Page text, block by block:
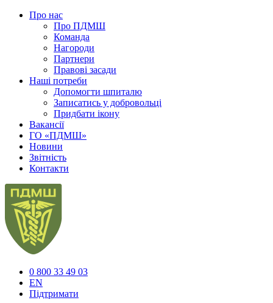
Про нас
Про ПДМШ
Команда
Нагороди
Партнери
Правові засади
Наші потреби
Допомогти шпиталю
Записатись у добровольці
Придбати ікону
Вакансії
ГО «ПДМШ»
Новини
Звітність
Контакти
0 800 33 49 03
EN
Підтримати